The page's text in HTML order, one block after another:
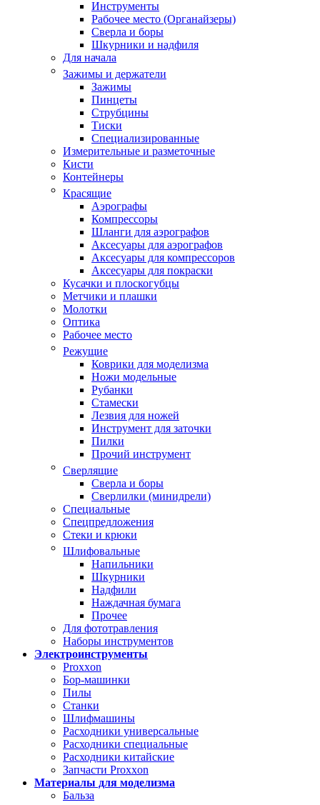
Инструменты
Рабочее место (Органайзеры)
Сверла и боры
Шкурники и надфиля
Для начала
Зажимы и держатели
Зажимы
Пинцеты
Струбцины
Тиски
Специализированные
Измерительные и разметочные
Кисти
Контейнеры
Красящие
Аэрографы
Компрессоры
Шланги для аэрографов
Аксесуары для аэрографов
Аксесуары для компрессоров
Аксесуары для покраски
Кусачки и плоскогубцы
Метчики и плашки
Молотки
Оптика
Рабочее место
Режущие
Коврики для моделизма
Ножи модельные
Рубанки
Стамески
Лезвия для ножей
Инструмент для заточки
Пилки
Прочий инструмент
Сверлящие
Сверла и боры
Сверлилки (минидрели)
Специальные
Спецпредложения
Стеки и крюки
Шлифовальные
Напильники
Шкурники
Надфили
Наждачная бумага
Прочее
Для фототравления
Наборы инструментов
Электроинструменты
Proxxon
Бор-машинки
Пилы
Станки
Шлифмашины
Расходники универсальные
Расходники специальные
Расходники китайские
Запчасти Proxxon
Материалы для моделизма
Бальза